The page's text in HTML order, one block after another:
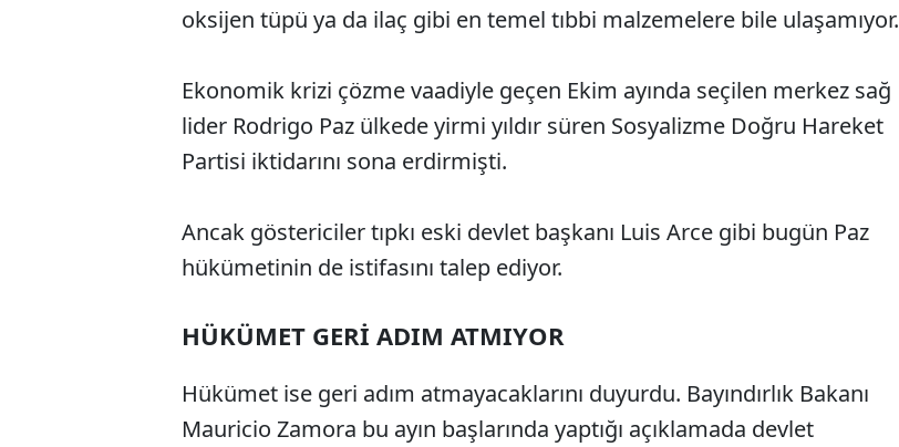
oksijen tüpü ya da ilaç gibi en temel tıbbi malzemelere bile ulaşamıyor.
Ekonomik krizi çözme vaadiyle geçen Ekim ayında seçilen merkez sağ
lider Rodrigo Paz ülkede yirmi yıldır süren Sosyalizme Doğru Hareket
Partisi iktidarını sona erdirmişti.
Ancak göstericiler tıpkı eski devlet başkanı Luis Arce gibi bugün Paz
hükümetinin de istifasını talep ediyor.
HÜKÜMET GERİ ADIM ATMIYOR
Hükümet ise geri adım atmayacaklarını duyurdu. Bayındırlık Bakanı
Mauricio Zamora bu ayın başlarında yaptığı açıklamada devlet